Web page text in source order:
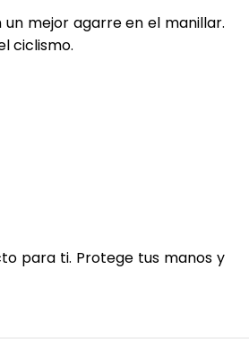
mejor agarre en el manillar.
ciclismo.
para ti. Protege tus manos y